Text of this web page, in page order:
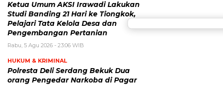
Ketua Umum AKSI Irawadi Lakukan
Studi Banding 21 Hari ke Tiongkok,
Pelajari Tata Kelola Desa dan
Pengembangan Pertanian
Rabu, 5 Agu 2026 - 23:06 WIB
HUKUM & KRIMINAL
Polresta Deli Serdang Bekuk Dua
orang Pengedar Narkoba di Pagar